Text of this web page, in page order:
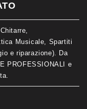
Musicale, Spartiti
e riparazione). Da
PROFESSIONALI e